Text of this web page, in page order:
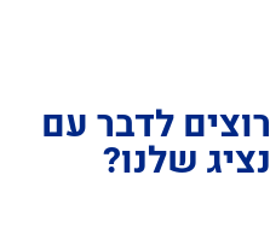
רוצים לדבר עם
נציג שלנו?